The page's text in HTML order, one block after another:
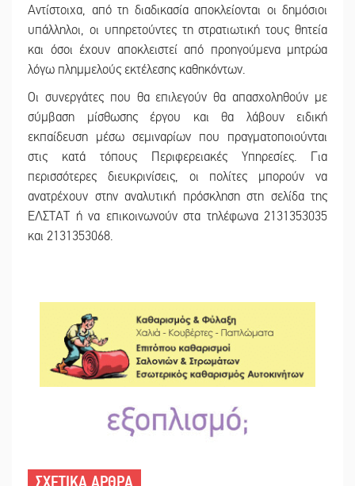
Αντίστοιχα, από τη διαδικασία αποκλείονται οι δημόσιοι
υπάλληλοι, οι υπηρετούντες τη στρατιωτική τους θητεία
και όσοι έχουν αποκλειστεί από προηγούμενα μητρώα
λόγω πλημμελούς εκτέλεσης καθηκόντων.
Οι συνεργάτες που θα επιλεγούν θα απασχοληθούν με
σύμβαση μίσθωσης έργου και θα λάβουν ειδική
εκπαίδευση μέσω σεμιναρίων που πραγματοποιούνται
στις κατά τόπους Περιφερειακές Υπηρεσίες. Για
περισσότερες διευκρινίσεις, οι πολίτες μπορούν να
ανατρέχουν στην αναλυτική πρόσκληση στη σελίδα της
ΕΛΣΤΑΤ ή να επικοινωνούν στα τηλέφωνα 2131353035
και 2131353068.